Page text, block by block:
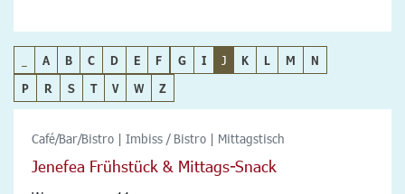
A B C D E F G I J K L M
N
P
R S T V W Z
Café/Bar/Bistro | Imbiss / Bistro | Mittagstisch
Jenefea Frühstück & Mittags-Snack